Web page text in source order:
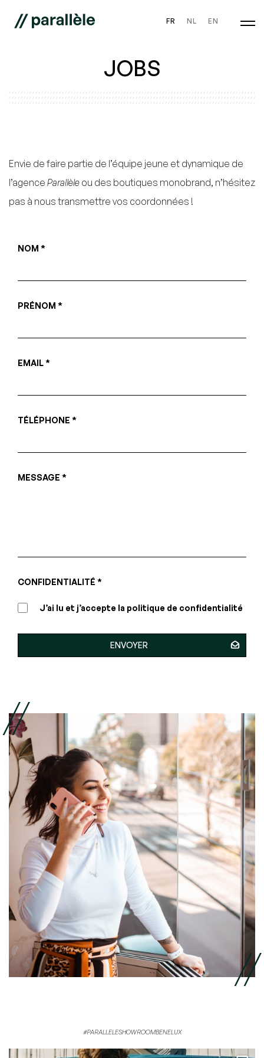
FR NL EN
JOBS
Envie de faire partie de l’équipe jeune et dynamique de
l’agence Parallèle ou des boutiques monobrand, n’hésitez
pas à nous transmettre vos coordonnées !
NOM *
PRÉNOM *
EMAIL *
TÉLÉPHONE *
MESSAGE *
CONFIDENTIALITÉ *
J’ai lu et j’accepte la politique de confidentialité
#PARALLELESHOWROOMBENELUX